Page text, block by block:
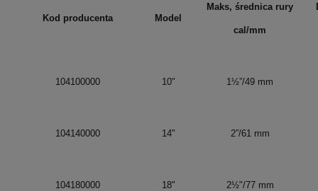
Kod producenta Model
Maks, średnica rury
cal/mm
104100000 10" 1½”/49 mm
104140000 14" 2”/61 mm
104180000 18" 2½"/77 mm